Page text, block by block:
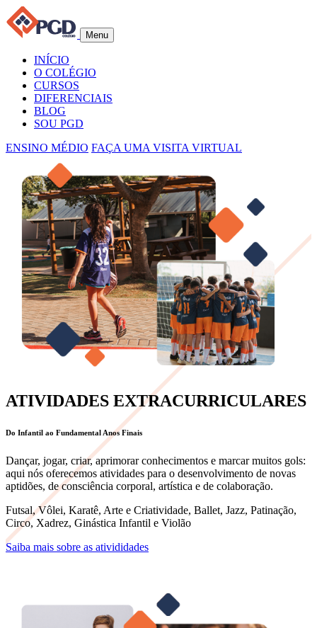
Menu
INÍCIO
O COLÉGIO
CURSOS
DIFERENCIAIS
BLOG
SOU PGD
ENSINO MÉDIO FAÇA UMA VISITA VIRTUAL
ATIVIDADES EXTRACURRICULARES
Do Infantil ao Fundamental Anos Finais
Dançar, jogar, criar, aprimorar conhecimentos e marcar muitos gols:
aqui nós oferecemos atividades para o desenvolvimento de novas
aptidões, de consciência corporal, artística e de colaboração.
Futsal, Vôlei, Karatê, Arte e Criatividade, Ballet, Jazz, Patinação,
Circo, Xadrez, Ginástica Infantil e Violão
Saiba mais sobre as ativididades